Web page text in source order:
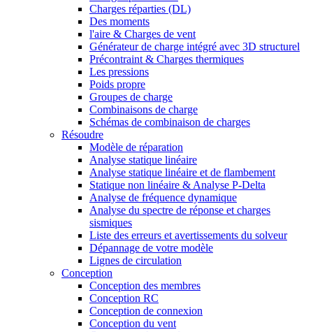
Charges réparties (DL)
Des moments
l'aire & Charges de vent
Générateur de charge intégré avec 3D structurel
Précontraint & Charges thermiques
Les pressions
Poids propre
Groupes de charge
Combinaisons de charge
Schémas de combinaison de charges
Résoudre
Modèle de réparation
Analyse statique linéaire
Analyse statique linéaire et de flambement
Statique non linéaire & Analyse P-Delta
Analyse de fréquence dynamique
Analyse du spectre de réponse et charges
sismiques
Liste des erreurs et avertissements du solveur
Dépannage de votre modèle
Lignes de circulation
Conception
Conception des membres
Conception RC
Conception de connexion
Conception du vent